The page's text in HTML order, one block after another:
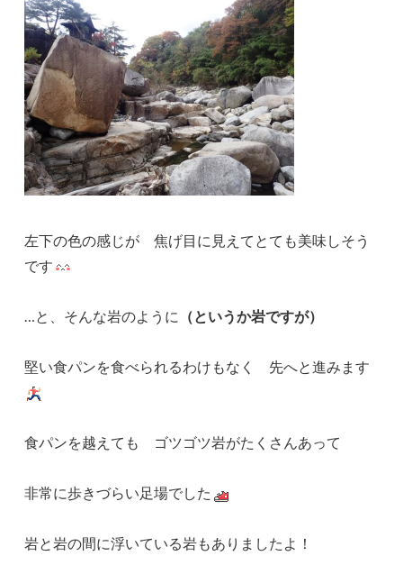
左下の色の感じが 焦げ目に見えてとても美味しそう
です
…と、そんな岩のように （というか岩ですが）
堅い食パンを食べられるわけもなく 先へと進みます
食パンを越えても ゴツゴツ岩がたくさんあって
非常に歩きづらい足場でした
岩と岩の間に浮いている岩もありましたよ！